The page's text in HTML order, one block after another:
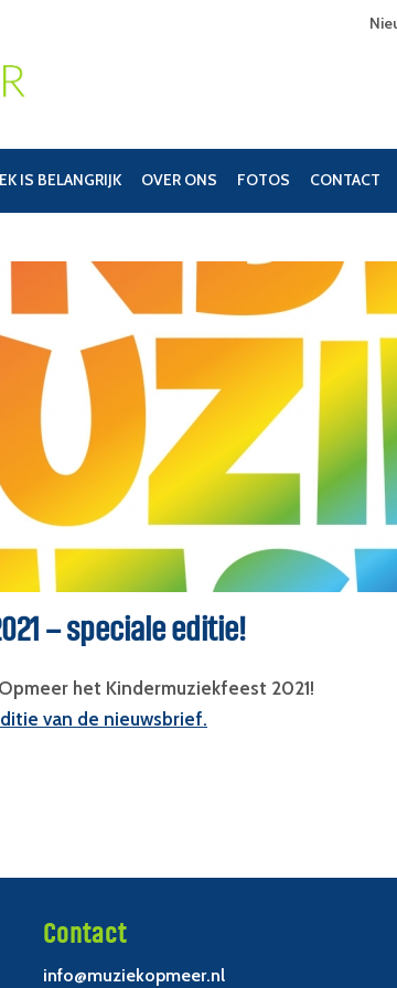
IS BELANGRIJK OVER ONS FOTOS CONTACT
– speciale editie!
het Kindermuziekfeest 2021!
van de nieuwsbrief.
Contact
info@muziekopmeer.nl